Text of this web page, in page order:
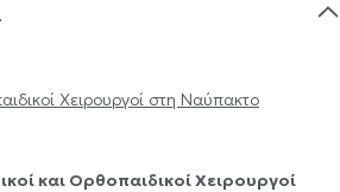
Χειρουργοί στη Ναύπακτο
και Ορθοπαιδικοί Χειρουργοί